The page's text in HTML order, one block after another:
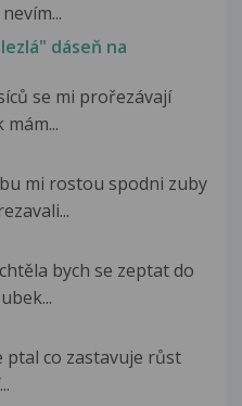
dáseň na
se mi prořezávají
mi rostou spodni zuby
bych se zeptat do
ptal co zastavuje růst